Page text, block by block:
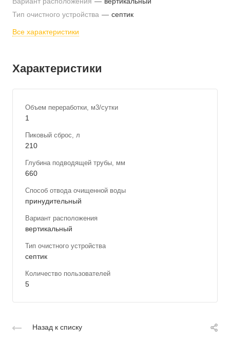
Тип очистного устройства — септик
Все характеристики
Характеристики
Объем переработки, м3/сутки
1
Пиковый сброс, л
210
Глубина подводящей трубы, мм
660
Способ отвода очищенной воды
принудительный
Вариант расположения
вертикальный
Тип очистного устройства
септик
Количество пользователей
5
Назад к списку